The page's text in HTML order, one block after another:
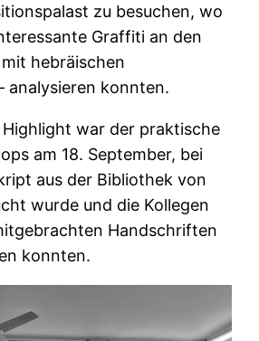
zu besuchen, wo
Graffiti an den
hebräischen
analysieren konnten.
Highlight war der praktische
am 18. September, bei
aus der Bibliothek von
wurde und die Kollegen
Handschriften
konnten.